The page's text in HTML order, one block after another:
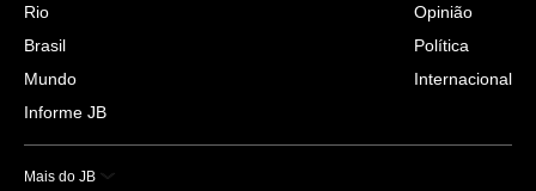
Rio
Brasil
Mundo
Informe JB
Opinião
Política
Internacional
Mais do JB